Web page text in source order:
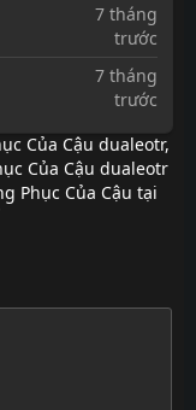
7 tháng
trước
7 tháng
trước
Của Cậu dualeotr,
Của Cậu dualeotr
Phục Của Cậu tại